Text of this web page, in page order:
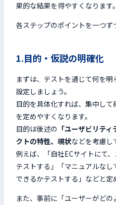
果的な結果を得やすくなります。
各ステップのポイントを一つず
1.目的・仮説の明確化
まずは、テストを通じて何を
設定しましょう。
目的を具体化すれば、集中し
を定めやすくなります。
目的は後述の 「ユーザビリテ
クトの特性、現状などを考慮し
例えば、「自社ECサイトにて
テストする」「マニュアルな
できるかテストする」などと定
また、事前に「ユーザーがど